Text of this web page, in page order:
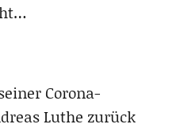
Corona-
Luthe zurück